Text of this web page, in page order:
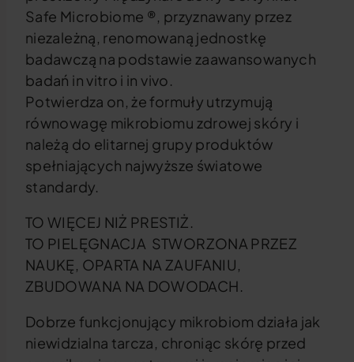
Safe Microbiome ®, przyznawany przez
niezależną, renomowaną jednostkę
badawczą na podstawie zaawansowanych
badań in vitro i in vivo.
Potwierdza on, że formuły utrzymują
równowagę mikrobiomu zdrowej skóry i
należą do elitarnej grupy produktów
spełniających najwyższe światowe
standardy.
TO WIĘCEJ NIŻ PRESTIŻ.
TO PIELĘGNACJA STWORZONA PRZEZ
NAUKĘ, OPARTA NA ZAUFANIU,
ZBUDOWANA NA DOWODACH.
Dobrze funkcjonujący mikrobiom działa jak
niewidzialna tarcza, chroniąc skórę przed